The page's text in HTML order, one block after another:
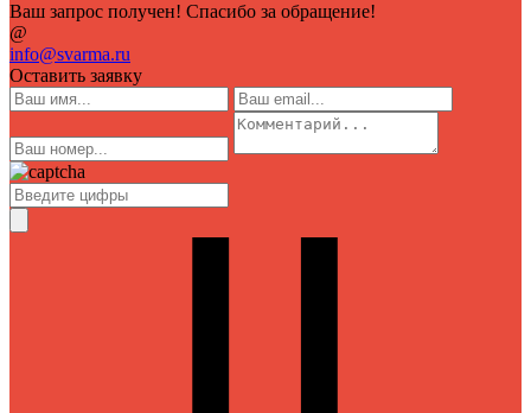
Ваш запрос получен! Спасибо за обращение!
@
info@svarma.ru
Оставить заявку